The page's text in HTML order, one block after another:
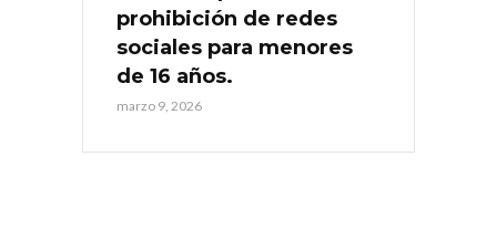
prohibición de redes
sociales para menores
de 16 años.
marzo 9, 2026